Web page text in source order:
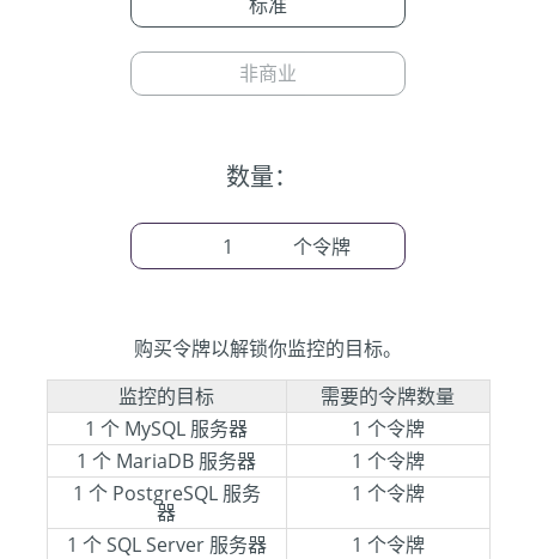
非商业
数量：
个令牌
购买令牌以解锁你监控的目标。
监控的目标
需要的令牌数量
1 个 MySQL 服务器
1 个令牌
1 个 MariaDB 服务器
1 个令牌
1 个 PostgreSQL 服务
器
1 个令牌
1 个 SQL Server 服务器
1 个令牌